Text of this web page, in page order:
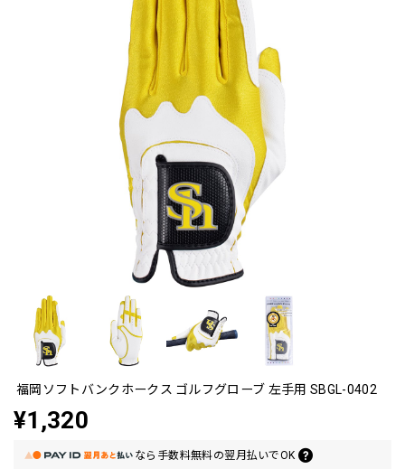
福岡ソフトバンクホークス ゴルフグローブ 左手用 SBGL-0402
¥1,320
なら 手数料無料の翌月払いでOK